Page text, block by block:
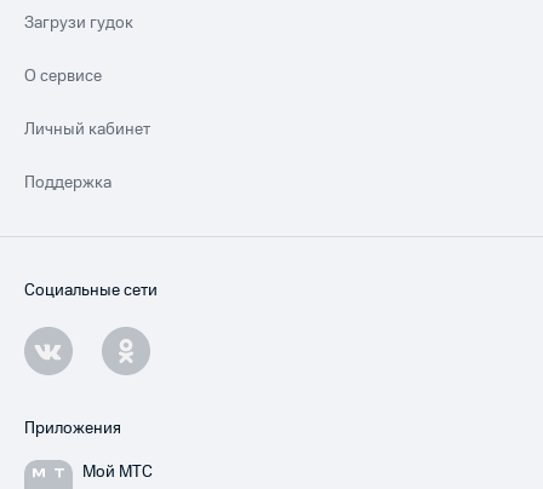
Загрузи гудок
О сервисе
Личный кабинет
Поддержка
Социальные сети
Приложения
Мой МТС